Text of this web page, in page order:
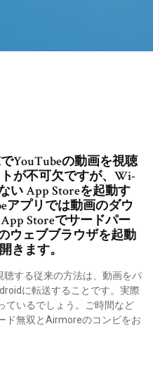
YouTubeの動画を視聴
が不可欠ですが、Wi-
い App Storeを起動す
アプリでは動画のダウ
Storeでサードパー
ウェブブラウザを起動
きます。
する従来の方法は、動画をパ
に転送することです。実際
ているでしょう。ご時間など
ド無双とAirmoreのコンビをお